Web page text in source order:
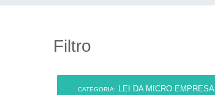
Filtro
CATEGORIA: LEI DA MICRO EMPRESA